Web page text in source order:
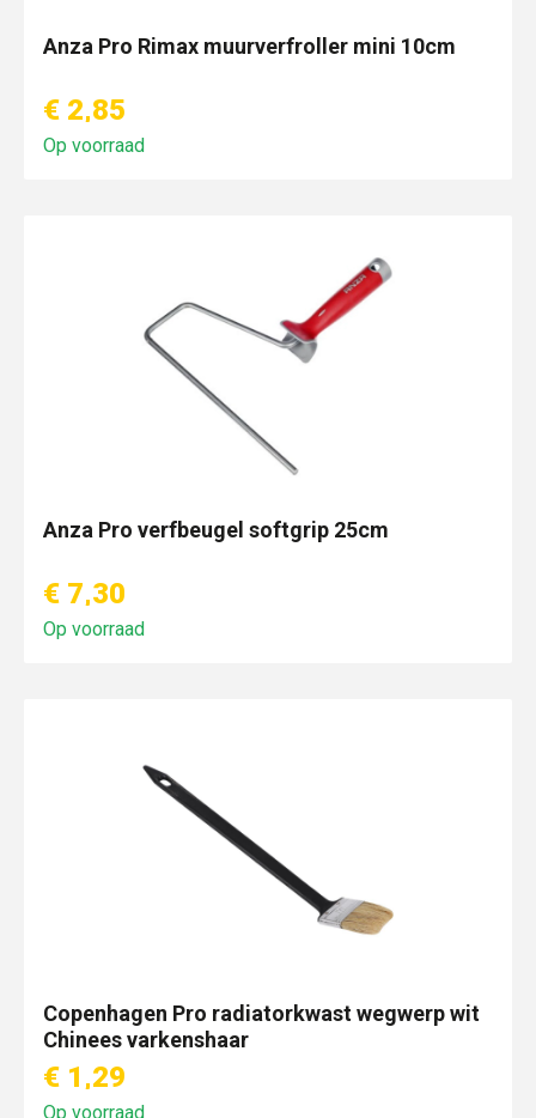
Anza Pro Rimax muurverfroller mini 10cm
€ 2,85
Op voorraad
Anza Pro verfbeugel softgrip 25cm
€ 7,30
Op voorraad
Copenhagen Pro radiatorkwast wegwerp wit
Chinees varkenshaar
€ 1,29
Op voorraad